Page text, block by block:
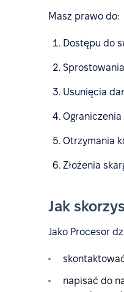
Masz prawo do:
Dostępu do
Usunięcia
Otrzymania
Złożenia
Jak
Jako Procesor
napisać do